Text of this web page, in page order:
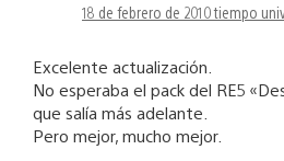
18 de febrero de 2010 tiempo
Excelente actualización.
No esperaba el pack del RE5
que salía más adelante.
Pero mejor, mucho mejor.